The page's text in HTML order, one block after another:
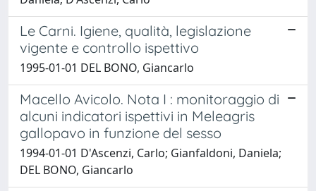
Le Carni. Igiene, qualità, legislazione
vigente e controllo ispettivo
1995-01-01 DEL BONO, Giancarlo
Macello Avicolo. Nota I : monitoraggio di
alcuni indicatori ispettivi in Meleagris
gallopavo in funzione del sesso
1994-01-01 D'Ascenzi, Carlo; Gianfaldoni, Daniela;
DEL BONO, Giancarlo